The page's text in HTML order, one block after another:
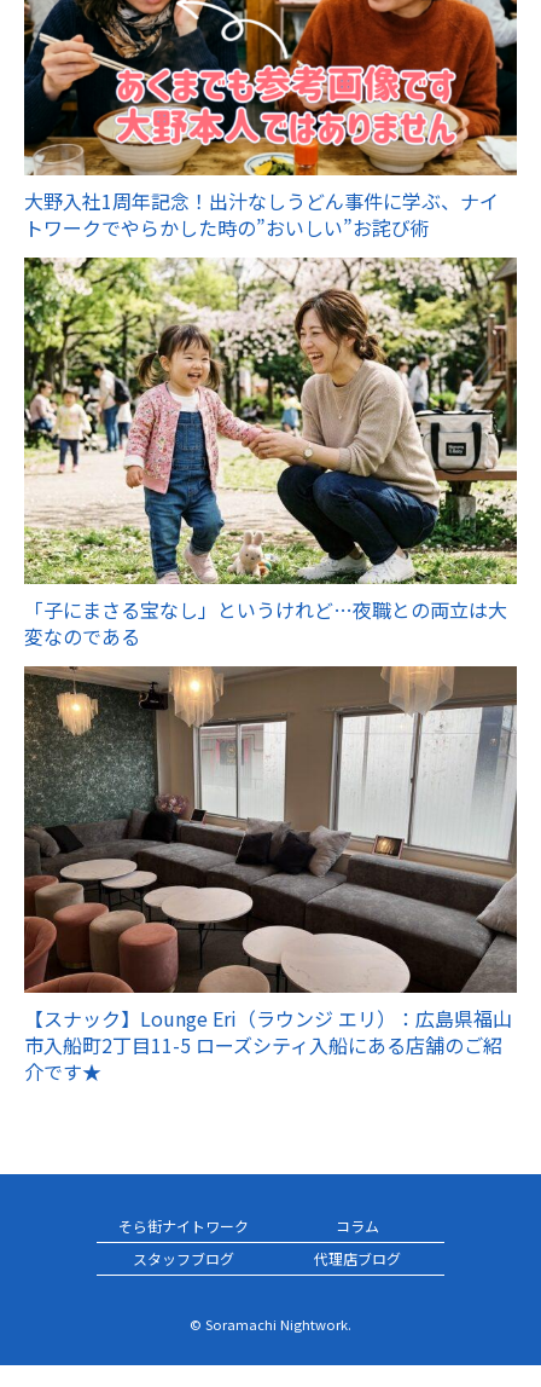
大野入社1周年記念！出汁なしうどん事件に学ぶ、ナイ
トワークでやらかした時の”おいしい”お詫び術
「子にまさる宝なし」というけれど…夜職との両立は大
変なのである
【スナック】Lounge Eri（ラウンジ エリ）：広島県福山
市入船町2丁目11-5 ローズシティ入船にある店舗のご紹
介です★
そら街ナイトワーク
コラム
スタッフブログ
代理店ブログ
© Soramachi Nightwork.